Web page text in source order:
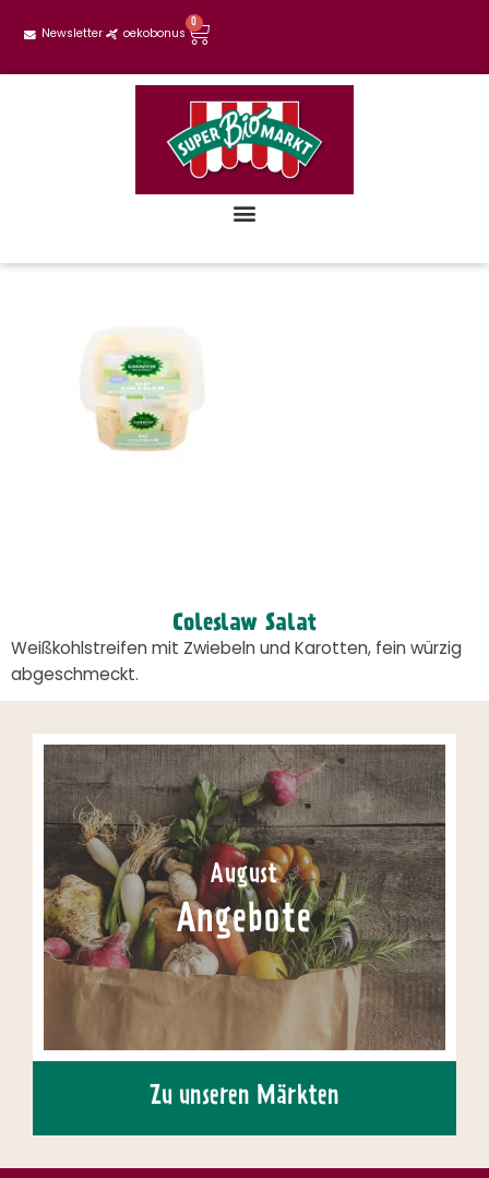
Newsletter oekobonus
0
Coleslaw Salat
Weißkohlstreifen mit Zwiebeln und Karotten, fein würzig
abgeschmeckt.
August
Angebote
Zu unseren Märkten